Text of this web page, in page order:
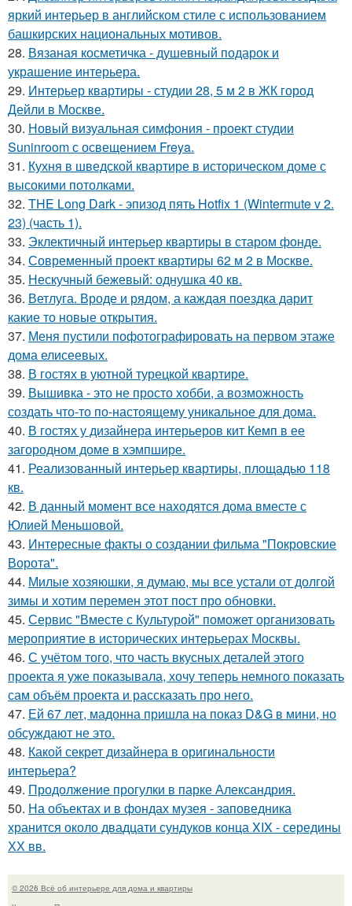
яркий интерьер в английском стиле с использованием
башкирских национальных мотивов.
28. Вязаная косметичка - душевный подарок и
украшение интерьера.
29. Интерьер квартиры - студии 28, 5 м 2 в ЖК город
Дейли в Москве.
30. Новый визуальная симфония - проект студии
Suninroom с освещением Freya.
31. Кухня в шведской квартире в историческом доме с
высокими потолками.
32. THE Long Dark - эпизод пять Hotfix 1 (Wintermute v 2.
23) (часть 1).
33. Эклектичный интерьер квартиры в старом фонде.
34. Современный проект квартиры 62 м 2 в Москве.
35. Нескучный бежевый: однушка 40 кв.
36. Ветлуга. Вроде и рядом, а каждая поездка дарит
какие то новые открытия.
37. Меня пустили пофотографировать на первом этаже
дома елисеевых.
38. В гостях в уютной турецкой квартире.
39. Вышивка - это не просто хобби, а возможность
создать что-то по-настоящему уникальное для дома.
40. В гостях у дизайнера интерьеров кит Кемп в ее
загородном доме в хэмпшире.
41. Реализованный интерьер квартиры, площадью 118
кв.
42. В данный момент все находятся дома вместе с
Юлией Меньшовой.
43. Интересные факты о создании фильма "Покровские
Ворота".
44. Милые хозяюшки, я думаю, мы все устали от долгой
зимы и хотим перемен этот пост про обновки.
45. Сервис "Вместе с Культурой" поможет организовать
мероприятие в исторических интерьерах Москвы.
46. С учётом того, что часть вкусных деталей этого
проекта я уже показывала, хочу теперь немного показать
сам объём проекта и рассказать про него.
47. Ей 67 лет, мадонна пришла на показ D&G в мини, но
обсуждают не это.
48. Какой секрет дизайнера в оригинальности
интерьера?
49. Продолжение прогулки в парке Александрия.
50. На объектах и в фондах музея - заповедника
хранится около двадцати сундуков конца XIX - середины
ХХ вв.
© 2026 Всё об интерьере для дома и квартиры